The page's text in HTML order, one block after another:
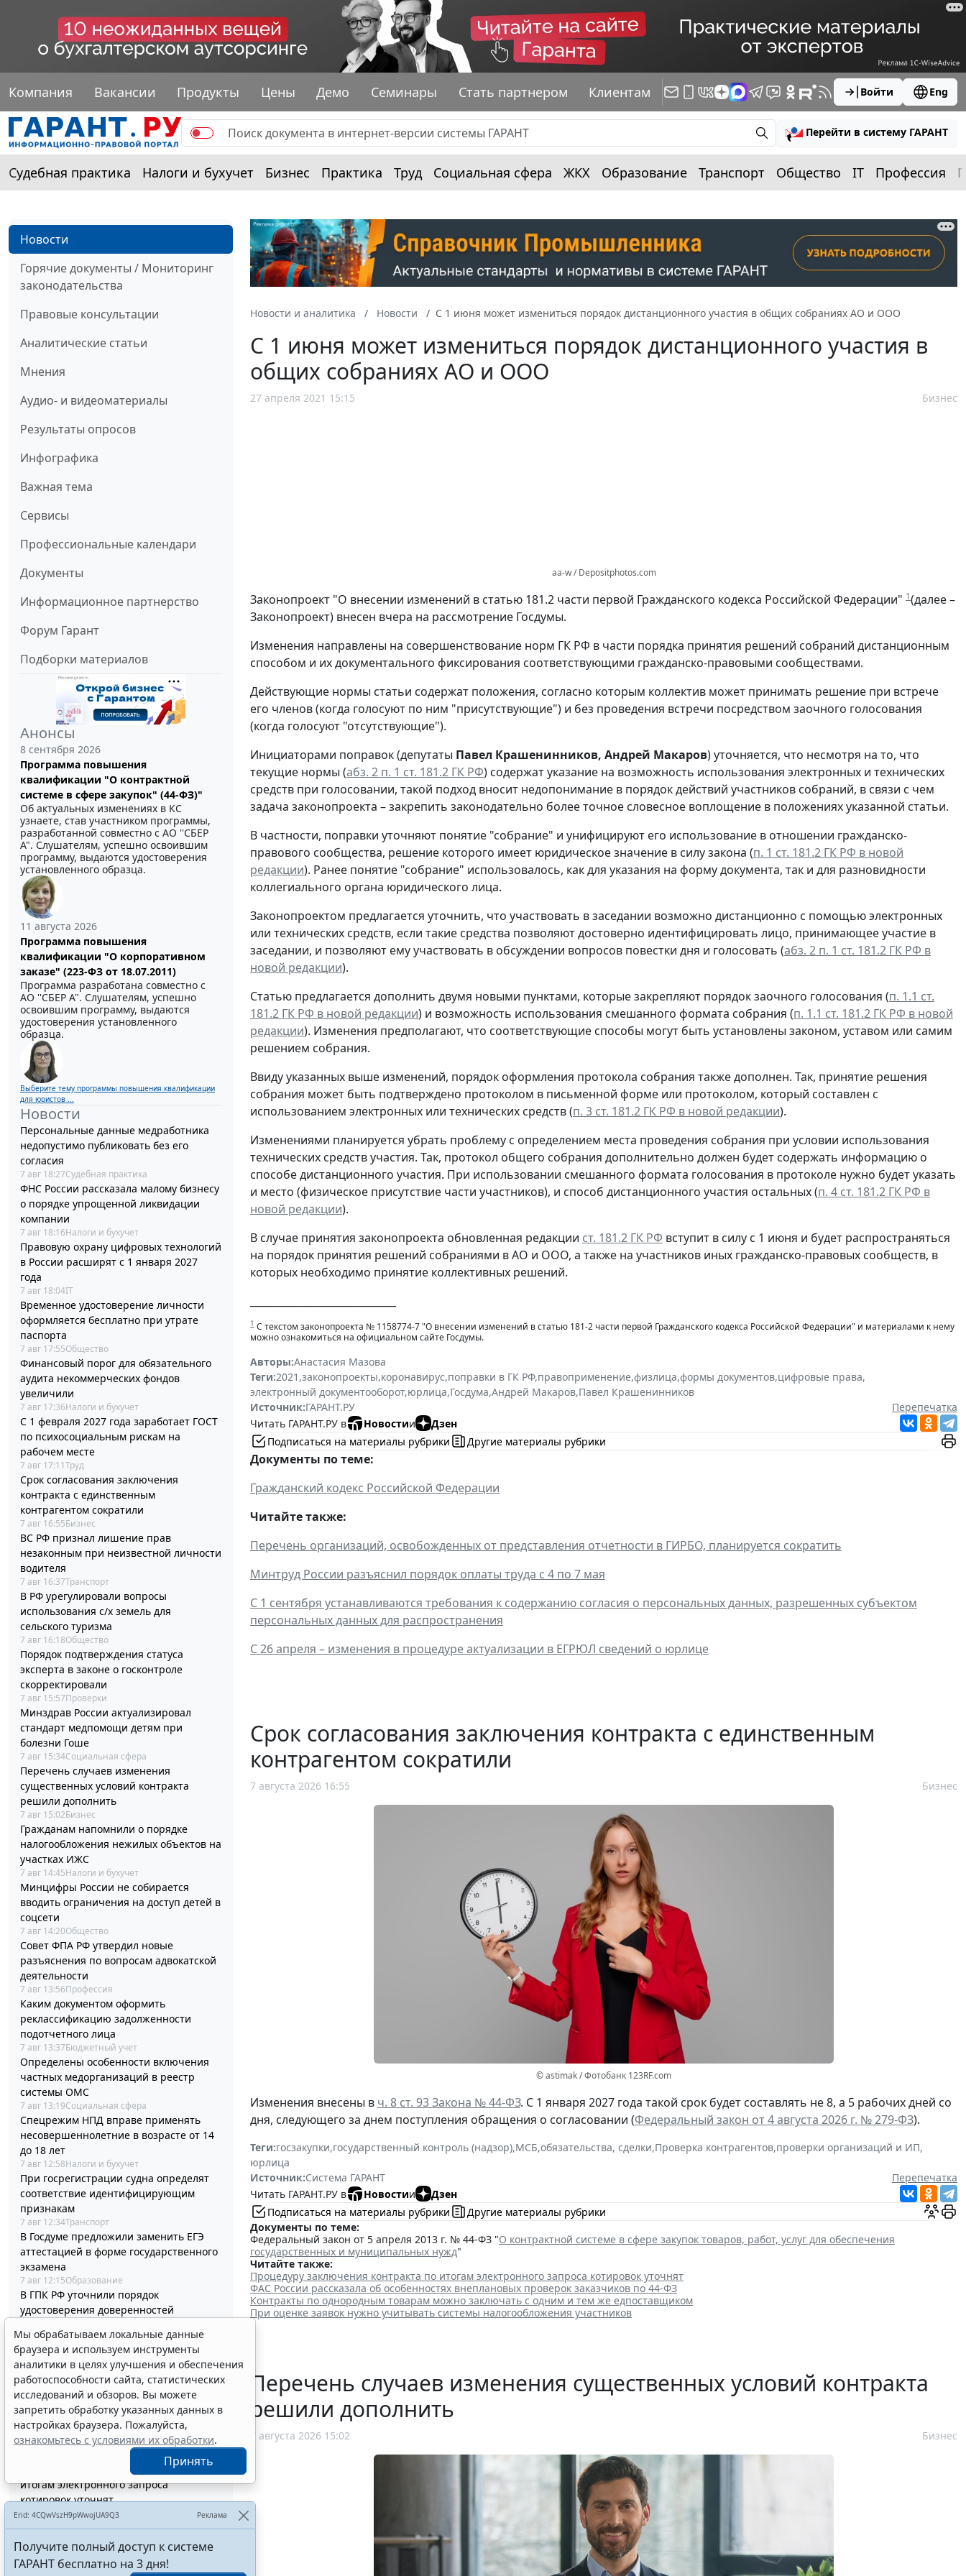
Компания Вакансии Продукты Цены Демо Семинары Стать партнером Клиентам Войти Eng
Перейти в систему ГАРАНТ
Судебная практика Налоги и бухучет Бизнес Практика Труд Социальная сфера ЖКХ Образование Транспорт Общество IT Профессия
Новости
Горячие документы / Мониторинг
законодательства
Правовые консультации
Аналитические статьи
Мнения
Аудио- и видеоматериалы
Результаты опросов
Инфографика
Важная тема
Сервисы
Профессиональные календари
Документы
Информационное партнерство
Форум Гарант
Подборки материалов
Анонсы
8 сентября 2026
Программа повышения
квалификации "О контрактной
системе в сфере закупок" (44-ФЗ)"
Об актуальных изменениях в КС
узнаете, став участником программы,
разработанной совместно с АО ''СБЕР
А". Слушателям, успешно освоившим
программу, выдаются удостоверения
установленного образца.
11 августа 2026
Программа повышения
квалификации "О корпоративном
заказе" (223-ФЗ от 18.07.2011)
Программа разработана совместно с
АО ''СБЕР А". Слушателям, успешно
освоившим программу, выдаются
удостоверения установленного
образца.
Выберите тему программы повышения квалификации
для юристов ...
Новости
Персональные данные медработника
недопустимо публиковать без его
согласия
7 авг 18:27Судебная практика
ФНС России рассказала малому бизнесу
о порядке упрощенной ликвидации
компании
7 авг 18:16Налоги и бухучет
Правовую охрану цифровых технологий
в России расширят с 1 января 2027
года
7 авг 18:04IT
Временное удостоверение личности
оформляется бесплатно при утрате
паспорта
7 авг 17:55Общество
Финансовый порог для обязательного
аудита некоммерческих фондов
увеличили
7 авг 17:36Налоги и бухучет
С 1 февраля 2027 года заработает ГОСТ
по психосоциальным рискам на
рабочем месте
7 авг 17:11Труд
Срок согласования заключения
контракта с единственным
контрагентом сократили
7 авг 16:55Бизнес
ВС РФ признал лишение прав
незаконным при неизвестной личности
водителя
7 авг 16:37Транспорт
В РФ урегулировали вопросы
использования с/х земель для
сельского туризма
7 авг 16:18Общество
Порядок подтверждения статуса
эксперта в законе о госконтроле
скорректировали
7 авг 15:57Проверки
Минздрав России актуализировал
стандарт медпомощи детям при
болезни Гоше
7 авг 15:34Социальная сфера
Перечень случаев изменения
существенных условий контракта
решили дополнить
7 авг 15:02Бизнес
Гражданам напомнили о порядке
налогообложения нежилых объектов на
участках ИЖС
7 авг 14:45Налоги и бухучет
Минцифры России не собирается
вводить ограничения на доступ детей в
соцсети
7 авг 14:20Общество
Совет ФПА РФ утвердил новые
разъяснения по вопросам адвокатской
деятельности
7 авг 13:56Профессия
Каким документом оформить
реклассификацию задолженности
подотчетного лица
7 авг 13:37Бюджетный учет
Определены особенности включения
частных медорганизаций в реестр
системы ОМС
7 авг 13:19Социальная сфера
Спецрежим НПД вправе применять
несовершеннолетние в возрасте от 14
до 18 лет
7 авг 12:58Налоги и бухучет
При госрегистрации судна определят
соответствие идентифицирующим
признакам
7 авг 12:34Транспорт
В Госдуме предложили заменить ЕГЭ
аттестацией в форме государственного
экзамена
7 авг 12:15Образование
В ГПК РФ уточнили порядок
удостоверения доверенностей
7 авг 11:56Общество
В РФ актуализировали стандарт
помощи при хронической сердечной
недостаточности
7 авг 11:40Социальная сфера
Работодатели могут получить субсидии
при трудоустройстве одиноких
родителей
Процедуру заключения контракта по
итогам электронного запроса
котировок уточнят
7 авг 10:32Бизнес
В РФ выпустили методичку по
соцзаказу и выбору КВР при обучении
госслужащих
7 авг 10:04Бюджетный учет
Новости и аналитика Новости С 1 июня может измениться порядок дистанционного участия в общих собраниях АО и ООО
С 1 июня может измениться порядок дистанционного участия в
общих собраниях АО и ООО
27 апреля 2021 15:15 Бизнес
aa-w / Depositphotos.com
Законопроект "О внесении изменений в статью 181.2 части первой Гражданского кодекса Российской Федерации" 1(далее –
Законопроект) внесен вчера на рассмотрение Госдумы.
Изменения направлены на совершенствование норм ГК РФ в части порядка принятия решений собраний дистанционным
способом и их документального фиксирования соответствующими гражданско-правовыми сообществами.
Действующие нормы статьи содержат положения, согласно которым коллектив может принимать решение при встрече
его членов (когда голосуют по ним "присутствующие") и без проведения встречи посредством заочного голосования
(когда голосуют "отсутствующие").
Инициаторами поправок (депутаты Павел Крашенинников, Андрей Макаров) уточняется, что несмотря на то, что
текущие нормы (абз. 2 п. 1 ст. 181.2 ГК РФ) содержат указание на возможность использования электронных и технических
средств при голосовании, такой подход вносит недопонимание в порядок действий участников собраний, в связи с чем
задача законопроекта – закрепить законодательно более точное словесное воплощение в положениях указанной статьи.
В частности, поправки уточняют понятие "собрание" и унифицируют его использование в отношении гражданско-
правового сообщества, решение которого имеет юридическое значение в силу закона (п. 1 ст. 181.2 ГК РФ в новой
редакции). Ранее понятие "собрание" использовалось, как для указания на форму документа, так и для разновидности
коллегиального органа юридического лица.
Законопроектом предлагается уточнить, что участвовать в заседании возможно дистанционно с помощью электронных
или технических средств, если такие средства позволяют достоверно идентифицировать лицо, принимающее участие в
заседании, и позволяют ему участвовать в обсуждении вопросов повестки дня и голосовать (абз. 2 п. 1 ст. 181.2 ГК РФ в
новой редакции).
Статью предлагается дополнить двумя новыми пунктами, которые закрепляют порядок заочного голосования (п. 1.1 ст.
181.2 ГК РФ в новой редакции) и возможность использования смешанного формата собрания (п. 1.1 ст. 181.2 ГК РФ в новой
редакции). Изменения предполагают, что соответствующие способы могут быть установлены законом, уставом или самим
решением собрания.
Ввиду указанных выше изменений, порядок оформления протокола собрания также дополнен. Так, принятие решения
собрания может быть подтверждено протоколом в письменной форме или протоколом, который составлен с
использованием электронных или технических средств (п. 3 ст. 181.2 ГК РФ в новой редакции).
Изменениями планируется убрать проблему с определением места проведения собрания при условии использования
технических средств участия. Так, протокол общего собрания дополнительно должен будет содержать информацию о
способе дистанционного участия. При использовании смешанного формата голосования в протоколе нужно будет указать
и место (физическое присутствие части участников), и способ дистанционного участия остальных (п. 4 ст. 181.2 ГК РФ в
новой редакции).
В случае принятия законопроекта обновленная редакции ст. 181.2 ГК РФ вступит в силу с 1 июня и будет распространяться
на порядок принятия решений собраниями в АО и ООО, а также на участников иных гражданско-правовых сообществ, в
которых необходимо принятие коллективных решений.
1 С текстом законопроекта № 1158774-7 "О внесении изменений в статью 181-2 части первой Гражданского кодекса Российской Федерации" и материалами к нему
можно ознакомиться на официальном сайте Госдумы.
Авторы:Анастасия Мазова
Теги:2021 ,законопроекты,коронавирус,поправки в ГК РФ,правоприменение,физлица,формы документов,цифровые права,
электронный документооборот,юрлица,Госдума,Андрей Макаров,Павел Крашенинников
Источник:ГАРАНТ.РУ
Перепечатка
Читать ГАРАНТ.РУ в
Новостии
Дзен
Подписаться на материалы рубрики
Другие материалы рубрики
Документы по теме:
Гражданский кодекс Российской Федерации
Читайте также:
Перечень организаций, освобожденных от представления отчетности в ГИРБО, планируется сократить
Минтруд России разъяснил порядок оплаты труда с 4 по 7 мая
С 1 сентября устанавливаются требования к содержанию согласия о персональных данных, разрешенных субъектом
персональных данных для распространения
С 26 апреля – изменения в процедуре актуализации в ЕГРЮЛ сведений о юрлице
Срок согласования заключения контракта с единственным
контрагентом сократили
7 августа 2026 16:55 Бизнес
© astimak / Фотобанк 123RF.com
Изменения внесены в ч. 8 ст. 93 Закона № 44-ФЗ. С 1 января 2027 года такой срок будет составлять не 8, а 5 рабочих дней со
дня, следующего за днем поступления обращения о согласовании (Федеральный закон от 4 августа 2026 г. № 279-ФЗ).
Теги:госзакупки,государственный контроль (надзор),МСБ,обязательства, сделки,Проверка контрагентов,проверки организаций и ИП,
юрлица
Источник:Система ГАРАНТ
Перепечатка
Читать ГАРАНТ.РУ в
Новостии
Дзен
Подписаться на материалы рубрики
Другие материалы рубрики
Документы по теме:
Федеральный закон от 5 апреля 2013 г. № 44-ФЗ "О контрактной системе в сфере закупок товаров, работ, услуг для обеспечения
государственных и муниципальных нужд"
Читайте также:
Процедуру заключения контракта по итогам электронного запроса котировок уточнят
ФАС России рассказала об особенностях внеплановых проверок заказчиков по 44-ФЗ
Контракты по однородным товарам можно заключать с одним и тем же едпоставщиком
При оценке заявок нужно учитывать системы налогообложения участников
Перечень случаев изменения существенных условий контракта
решили дополнить
7 августа 2026 15:02 Бизнес
Мы обрабатываем локальные данные
браузера и используем инструменты
аналитики в целях улучшения и обеспечения
работоспособности сайта, статистических
исследований и обзоров. Вы можете
запретить обработку указанных данных в
настройках браузера. Пожалуйста,
ознакомьтесь с условиями их обработки.
Принять
Erid: 4CQwVszH9pWwojUA9Q3 Реклама
Получите полный доступ к системе
ГАРАНТ бесплатно на 3 дня!